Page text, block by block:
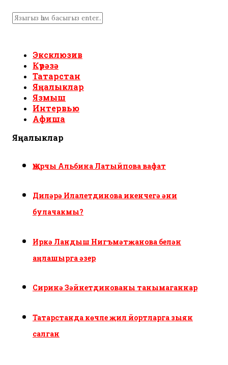
Эксклюзив
Күрәзә
Татарстан
Яңалыклар
Язмыш
Интервью
Афиша
Яңалыклар
Җырчы Альбина Латыйпова вафат
Диләрә Илалетдинова икенчегә әни
булачакмы?
Иркә Ландыш Нигъмәтҗанова белән
аңлашырга әзер
Сиринә Зәйнетдинованы танымаганнар
Татарстанда көчле җил йортларга зыян
салган